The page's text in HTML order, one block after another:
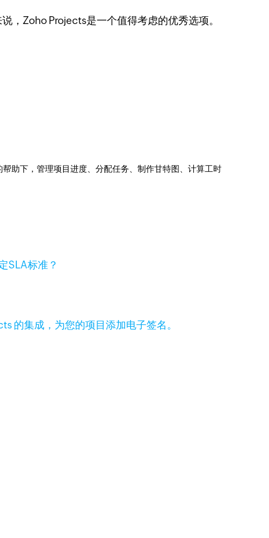
，Zoho Projects是一个值得考虑的优秀选项。
助下，管理项目进度、分配任务、制作甘特图、计算工时
SLA标准？
的集成，为您的项目添加电子签名。